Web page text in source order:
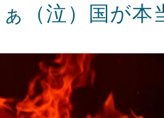
（泣）国が本